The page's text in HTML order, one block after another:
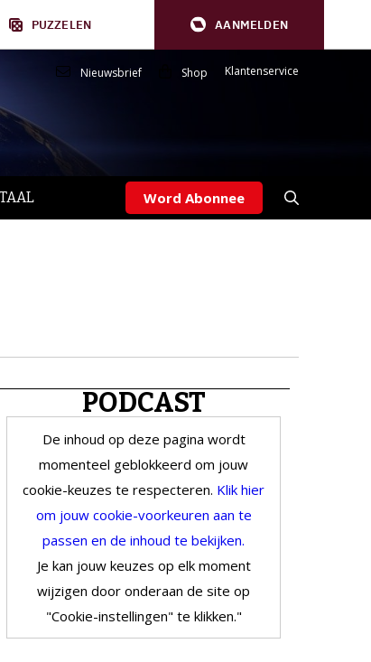
PUZZELEN AANMELDEN
Nieuwsbrief Shop Klantenservice
Word Abonnee
PODCAST
De inhoud op deze pagina wordt
momenteel geblokkeerd om jouw
cookie-keuzes te respecteren. Klik hier
om jouw cookie-voorkeuren aan te
passen en de inhoud te bekijken.
Je kan jouw keuzes op elk moment
wijzigen door onderaan de site op
"Cookie-instellingen" te klikken."